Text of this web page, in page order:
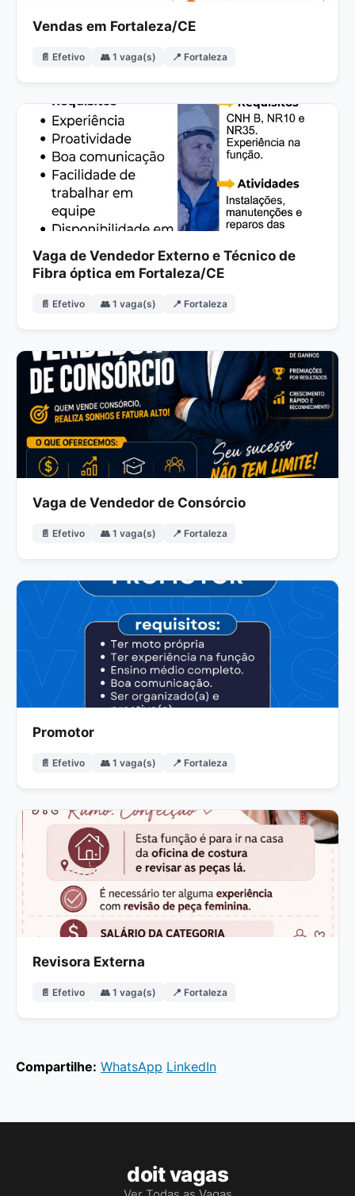
Vendas em Fortaleza/CE
📄 Efetivo 👥 1 vaga(s) 📍 Fortaleza
Vaga de Vendedor Externo e Técnico de
Fibra óptica em Fortaleza/CE
📄 Efetivo 👥 1 vaga(s) 📍 Fortaleza
Vaga de Vendedor de Consórcio
📄 Efetivo 👥 1 vaga(s) 📍 Fortaleza
Promotor
📄 Efetivo 👥 1 vaga(s) 📍 Fortaleza
Revisora Externa
📄 Efetivo 👥 1 vaga(s) 📍 Fortaleza
Compartilhe: WhatsApp LinkedIn
doit vagas